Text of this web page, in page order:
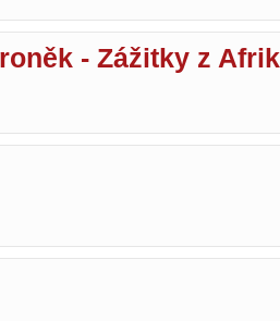
- Zážitky z